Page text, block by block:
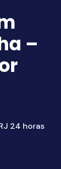
–
24 horas